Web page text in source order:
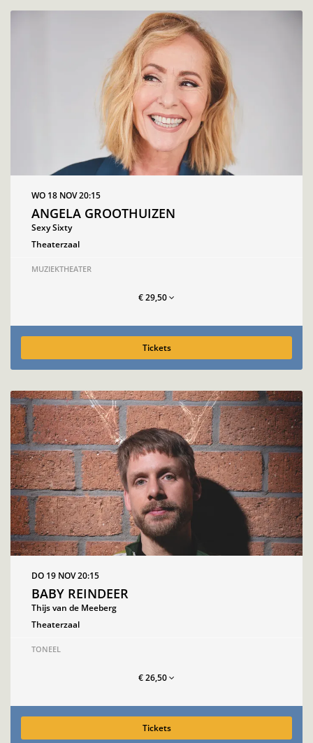
ANGELA GROOTHUIZEN
Sexy Sixty
WO 18 NOV20:15
Theaterzaal
MUZIEKTHEATER
€ 29,50
Tickets
BABY REINDEER
Thijs van de Meeberg
DO 19 NOV20:15
Theaterzaal
TONEEL
€ 26,50
Tickets